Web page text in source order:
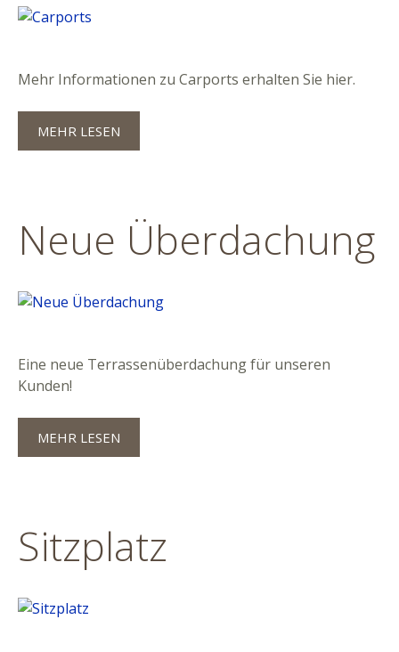
Mehr Informationen zu Carports erhalten Sie hier.
MEHR LESEN
Neue Überdachung
Eine neue Terrassenüberdachung für unseren
Kunden!
MEHR LESEN
Sitzplatz